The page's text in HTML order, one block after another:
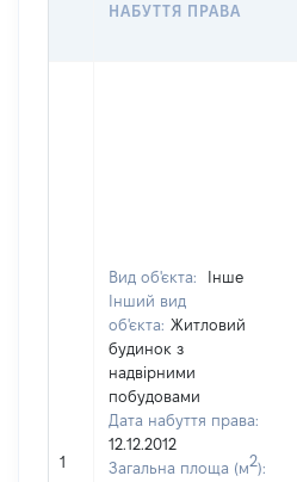
НАБУТТЯ ПРАВА
1
Вид об'єкта:
Інше
Інший вид
об'єкта: Житловий
будинок з
надвірними
побудовами
Дата набуття права:
12.12.2012
Загальна площа (м2):